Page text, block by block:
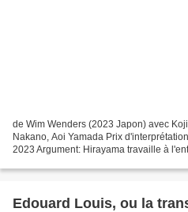
de Wim Wenders (2023 Japon) avec
Nakano, Aoi Yamada Prix
2023 Argument: Hirayama travaille à
Edouard Louis, ou la